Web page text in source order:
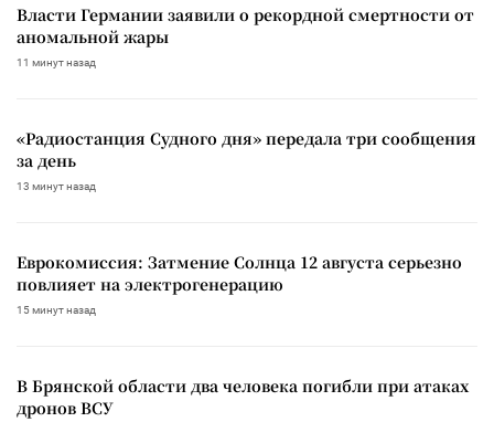
Власти Германии заявили о рекордной смертности от
аномальной жары
11 минут назад
«Радиостанция Судного дня» передала три сообщения
за день
13 минут назад
Еврокомиссия: Затмение Солнца 12 августа серьезно
повлияет на электрогенерацию
15 минут назад
В Брянской области два человека погибли при атаках
дронов ВСУ